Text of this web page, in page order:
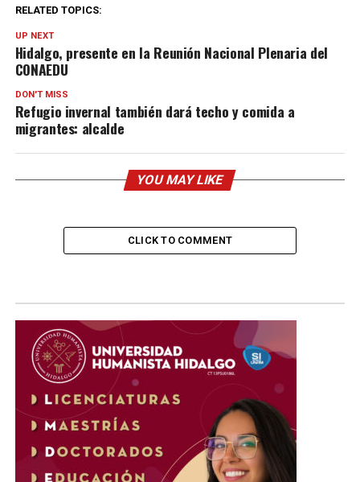
RELATED TOPICS:
UP NEXT
Hidalgo, presente en la Reunión Nacional Plenaria del
CONAEDU
DON'T MISS
Refugio invernal también dará techo y comida a
migrantes: alcalde
YOU MAY LIKE
CLICK TO COMMENT